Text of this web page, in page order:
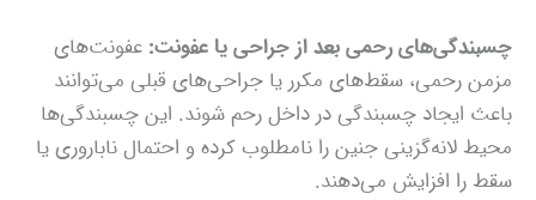
چسبندگی‌های رحمی بعد از جراحی یا عفونت: عفونت‌های
مزمن رحمی، سقط‌های مکرر یا جراحی‌های قبلی می‌توانند
باعث ایجاد چسبندگی در داخل رحم شوند. این چسبندگی‌ها
محیط لانه‌گزینی جنین را نامطلوب کرده و احتمال ناباروری یا
سقط را افزایش می‌دهند.